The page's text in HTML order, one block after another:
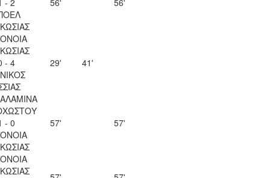
- 2
56' 56'
- 4
29' 41'
- 0
57' 57'